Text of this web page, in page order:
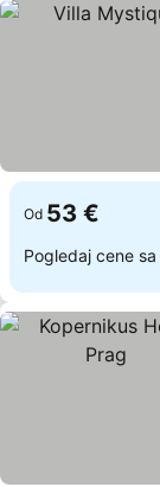
Od 53 €
Pogledaj cene sa